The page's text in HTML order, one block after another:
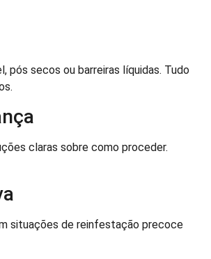
pós secos ou barreiras líquidas. Tudo
claras sobre como proceder.
situações de reinfestação precoce